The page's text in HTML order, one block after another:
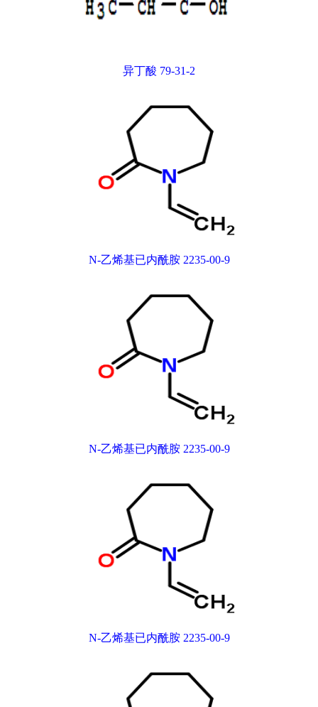
异丁酸 79-31-2
N-乙烯基已内酰胺 2235-00-9
N-乙烯基已内酰胺 2235-00-9
N-乙烯基已内酰胺 2235-00-9